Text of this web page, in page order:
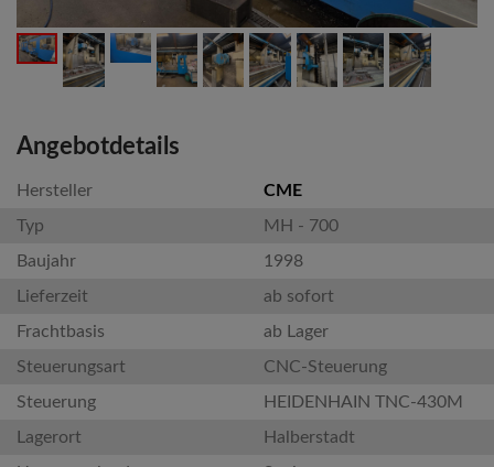
Angebotdetails
Hersteller
CME
Typ
MH - 700
Baujahr
1998
Lieferzeit
ab sofort
Frachtbasis
ab Lager
Steuerungsart
CNC-Steuerung
Steuerung
HEIDENHAIN TNC-430M
Lagerort
Halberstadt